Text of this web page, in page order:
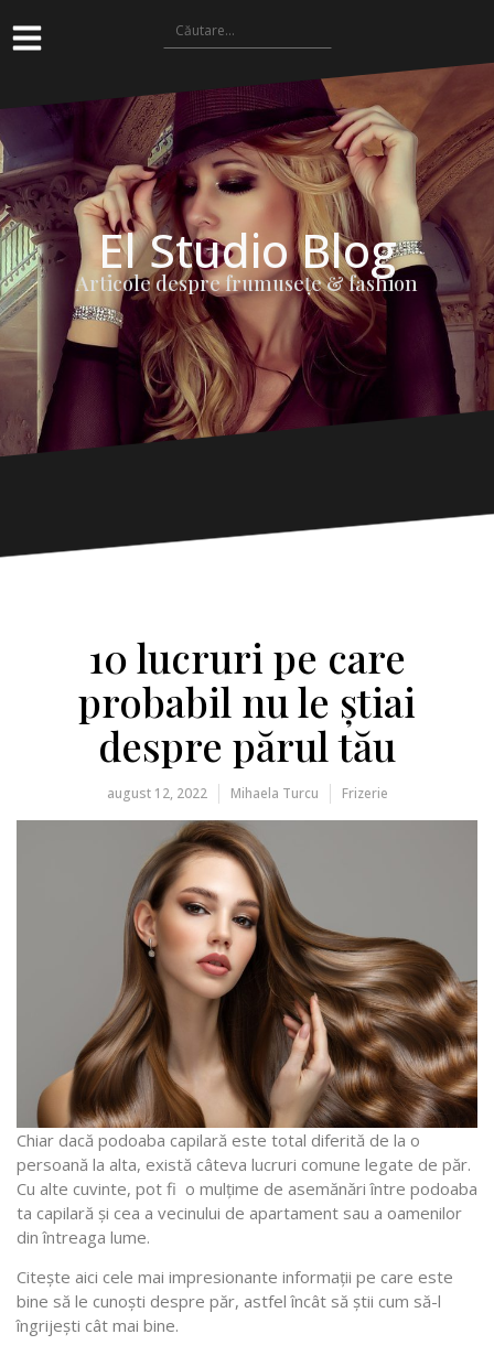
El Studio Blog
Articole despre frumuseţe & fashion
10 lucruri pe care
probabil nu le știai
despre părul tău
august 12, 2022 Mihaela Turcu Frizerie
Chiar dacă podoaba capilară este total diferită de la o
persoană la alta, există câteva lucruri comune legate de păr.
Cu alte cuvinte, pot fi o mulțime de asemănări între podoaba
ta capilară și cea a vecinului de apartament sau a oamenilor
din întreaga lume.
Citește aici cele mai impresionante informații pe care este
bine să le cunoști despre păr, astfel încât să știi cum să-l
îngrijești cât mai bine.